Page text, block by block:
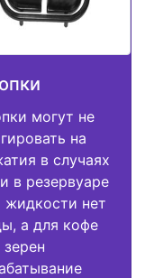
могут не
на
в случаях
в резервуаре
жидкости нет
а для кофе
зерен